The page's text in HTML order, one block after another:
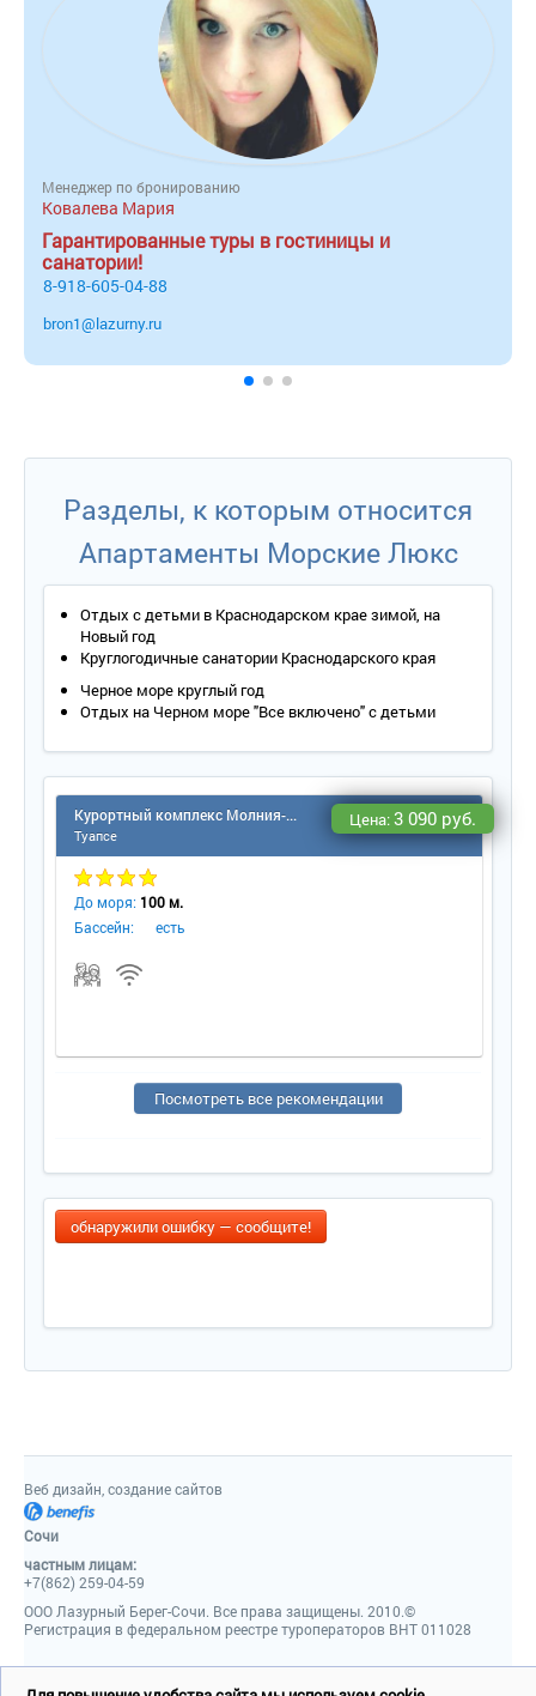
Менеджер по бронированию
Ковалева Мария
Гарантированные туры в гостиницы и
санатории!
8-918-605-04-88
bron1@lazurny.ru
Разделы, к которым относится
Апартаменты Морские Люкс
Отдых с детьми в Краснодарском крае зимой, на
Новый год
Круглогодичные санатории Краснодарского края
Черное море круглый год
Отдых на Черном море "Все включено" с детьми
Курортный комплекс Молния-Ямал (Небуг)
Туапсе
Цена:3 090 руб.
До моря: 100 м.
Бассейн:
есть
Посмотреть все рекомендации
обнаружили ошибку — сообщите!
Веб дизайн, создание сайтов
Сочи
частным лицам:
+7(862) 259-04-59
ООО Лазурный Берег-Сочи. Все права защищены. 2010.©
Регистрация в федеральном реестре туроператоров ВНТ 011028